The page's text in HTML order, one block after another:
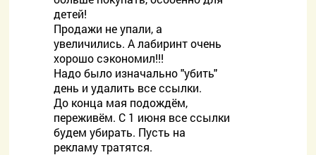
детей!
Продажи не упали, а
увеличились. А лабиринт очень
хорошо сэкономил!!!
Надо было изначально "убить"
день и удалить все ссылки.
До конца мая подождём,
переживём. С 1 июня все ссылки
будем убирать. Пусть на
рекламу тратятся.